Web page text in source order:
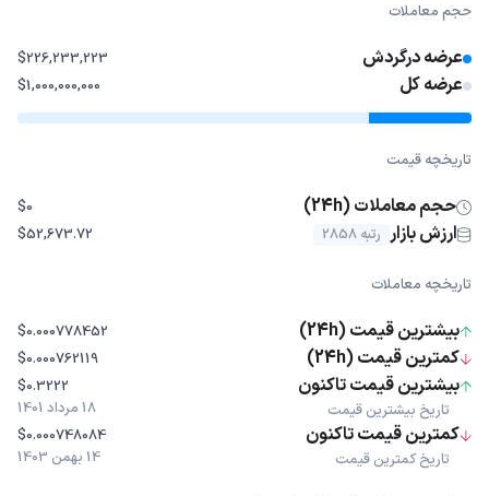
حجم معاملات
عرضه درگردش $226,233,223
عرضه کل $1,000,000,000
تاریخچه قیمت
حجم معاملات (24h) $0
ارزش بازار رتبه 2858 $52,673.72
تاریخچه معاملات
بیشترین قیمت (24h) $0.000778452
کمترین قیمت (24h) $0.000762119
بیشترین قیمت تاکنون
تاریخ بیشترین قیمت
$0.3222
18 مرداد 1401
کمترین قیمت تاکنون
تاریخ کمترین قیمت
$0.000748084
14 بهمن 1403